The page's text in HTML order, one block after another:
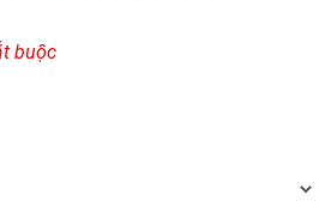
buộc